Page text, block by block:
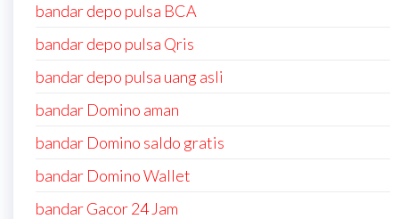
bandar depo pulsa BCA
bandar depo pulsa Qris
bandar depo pulsa uang asli
bandar Domino aman
bandar Domino saldo gratis
bandar Domino Wallet
bandar Gacor 24 Jam